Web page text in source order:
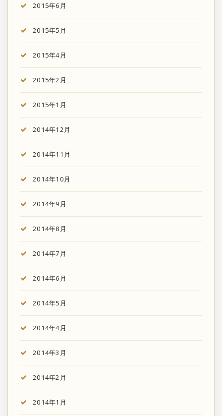
2015年6月
2015年5月
2015年4月
2015年2月
2015年1月
2014年12月
2014年11月
2014年10月
2014年9月
2014年8月
2014年7月
2014年6月
2014年5月
2014年4月
2014年3月
2014年2月
2014年1月